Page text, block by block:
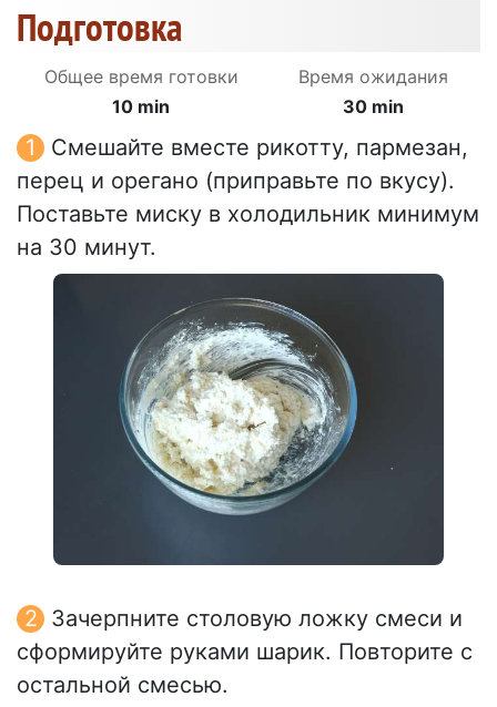
Подготовка
Общее время готовки
10 min
Время ожидания
30 min
Смешайте вместе рикотту, пармезан,
перец и орегано (приправьте по вкусу).
Поставьте миску в холодильник минимум
на 30 минут.
Зачерпните столовую ложку смеси и
сформируйте руками шарик. Повторите с
остальной смесью.